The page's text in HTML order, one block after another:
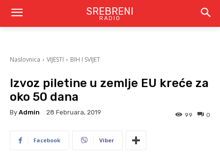
SREBRENI
RADIO
Naslovnica VIJESTI BIH I SVIJET
Izvoz piletine u zemlje EU kreće za
oko 50 dana
By Admin 28 Februara, 2019 0
99
Facebook Viber